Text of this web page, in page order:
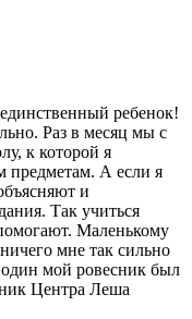
ребенок!
Раз в месяц мы с
к которой я
предметам. А если я
и
Так учиться
Маленькому
мне так сильно
один мой ровесник был
Центра Леша